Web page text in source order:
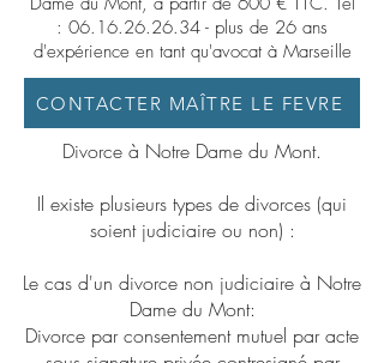
: 06.16.26.26.34 - plus de 26 ans
d'expérience en tant qu'avocat à Marseille
CONTACTER MAÎTRE LE FEVRE
Divorce à Notre Dame du Mont.
Il existe plusieurs types de divorces (qui
soient judiciaire ou non) :
Le cas d'un divorce non judiciaire à Notre
Dame du Mont:
Divorce par consentement mutuel par acte